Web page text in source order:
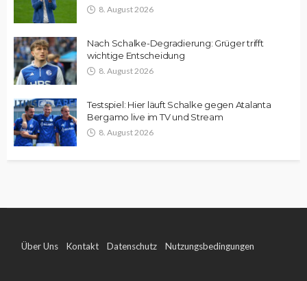
8. August 2026
Nach Schalke-Degradierung: Grüger trifft
wichtige Entscheidung
8. August 2026
Testspiel: Hier läuft Schalke gegen Atalanta
Bergamo live im TV und Stream
8. August 2026
Über Uns Kontakt Datenschutz Nutzungsbedingungen